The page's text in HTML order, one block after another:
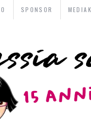
SPONSOR